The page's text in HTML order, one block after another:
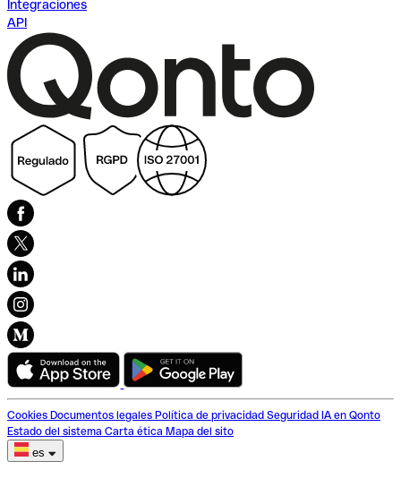
Integraciones
API
Cookies Documentos legales Política de privacidad Seguridad IA en Qonto
Estado del sistema Carta ética Mapa del sito
es